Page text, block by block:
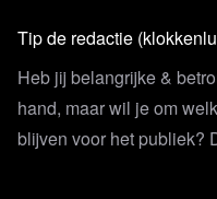
Tip de redactie
Heb jij belangrijke &
hand, maar wil je om
blijven voor het publiek?